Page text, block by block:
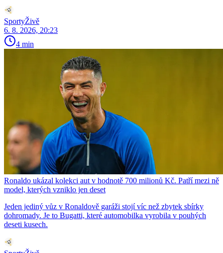
SportyŽivě
6. 8. 2026, 20:23
4 min
Ronaldo ukázal kolekci aut v hodnotě 700 milionů Kč. Patří mezi ně
model, kterých vzniklo jen deset
Jeden jediný vůz v Ronaldově garáži stojí víc než zbytek sbírky
dohromady. Je to Bugatti, které automobilka vyrobila v pouhých
deseti kusech.